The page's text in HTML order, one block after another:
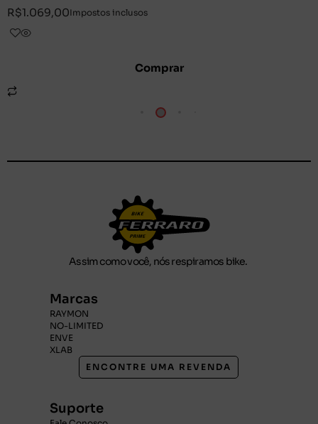
R$1.069,00Impostos inclusos
Comprar
Assim como você, nós respiramos bike.
Marcas
RAYMON
NO-LIMITED
ENVE
XLAB
ENCONTRE UMA REVENDA
Suporte